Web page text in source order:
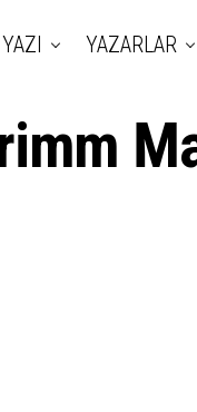
YAZI YAZARLAR